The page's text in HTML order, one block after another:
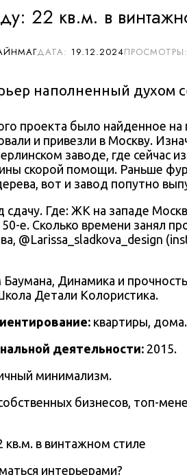
22 кв.м. в
19.12.2024
наполненный духом
проекта было найденное
и привезли в Москву.
заводе, где сейчас
скорой помощи. Раньше
вот и завод попутно
сдачу. Где: ЖК на западе
е. Сколько времени занял
, @Larissa_sladkova_design
Динамика и
Детали Колористика.
квартиры, дома.
деятельности: 2015.
минимализм.
бизнесов, топ-
интерьерами?